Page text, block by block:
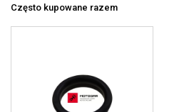
Często kupowane razem